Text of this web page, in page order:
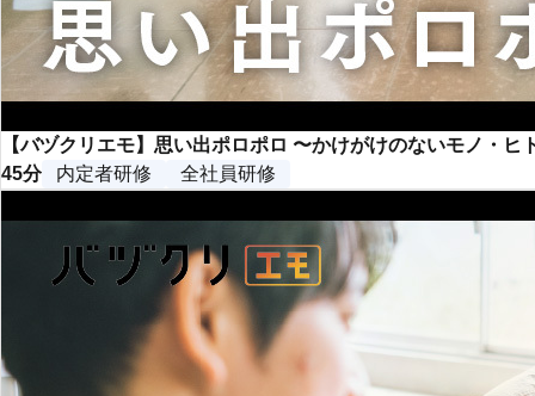
【バヅクリエモ】思い出ポロポロ 〜かけがけのないモノ・ヒ
45分
内定者研修 全社員研修